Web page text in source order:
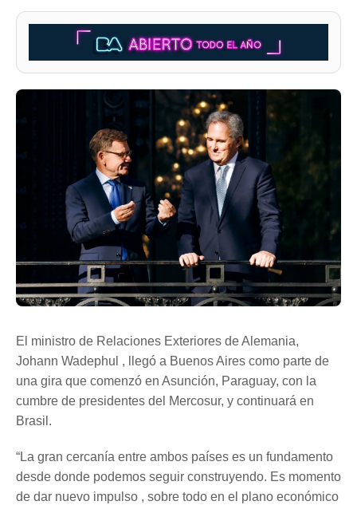
El ministro de Relaciones Exteriores de Alemania,
Johann Wadephul , llegó a Buenos Aires como parte de
una gira que comenzó en Asunción, Paraguay, con la
cumbre de presidentes del Mercosur, y continuará en
Brasil.
“La gran cercanía entre ambos países es un fundamento
desde donde podemos seguir construyendo. Es momento
de dar nuevo impulso , sobre todo en el plano económico